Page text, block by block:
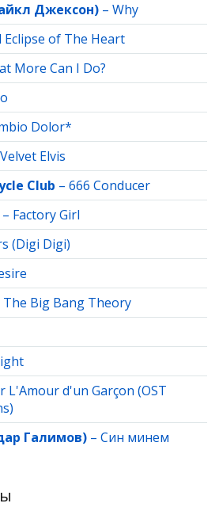
Джексон) – Why
Eclipse of The Heart
More Can I Do?
Dolor*
Velvet Elvis
Club – 666 Conducer
– Factory Girl
(Digi Digi)
The Big Bang Theory
L'Amour d'un Garçon (OST
Галимов) – Син минем